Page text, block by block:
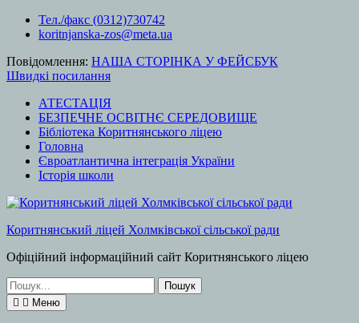
ПерейтиТел./факс (0312)730742
koritnjanska-zos@meta.ua
Повідомлення: НАША СТОРІНКА У ФЕЙСБУК
Швидкі посилання
АТЕСТАЦІЯ
БЕЗПЕЧНЕ ОСВІТНЄ СЕРЕДОВИЩЕ
Бібліотека Коритнянського ліцею
Головна
Євроатлантична інтеграція України
Історія школи
Коритнянський ліцей Холмківської сільської ради
Офіційний інформаційний сайт Коритнянського ліцею
Шукати:
Меню